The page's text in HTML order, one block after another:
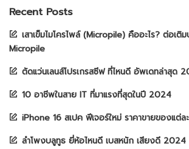
Recent Posts
เสาเข็มไมโครไพล์ (Micropile) คืออะไร? ต่อเติ
Micropile
ตัดแว่นเลนส์โปรเกรสซีฟ ที่ไหนดี อัพเดทล่าสุด
10 อาชีพในสาย IT ที่มาแรงที่สุดในปี 2024
iPhone 16 สเปค ฟีเจอร์ใหม่ ราคาขายของแต่ล
ลำโพงบลูทูธ ยี่ห้อไหนดี เบสหนัก เสียงดี 2024